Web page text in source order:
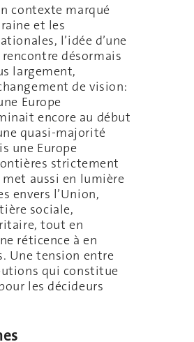
contexte marqué
et les
l’idée d’une
désormais
largement,
de vision:
Europe
encore au début
quasi-majorité
une Europe
strictement
met aussi en lumière
envers l’Union,
sociale,
tout en
réticence à en
Une tension entre
qui constitue
les décideurs